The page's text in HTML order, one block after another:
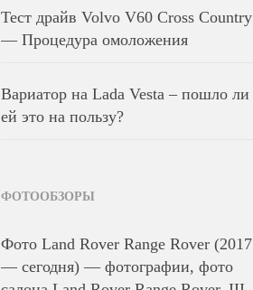
Тест драйв Volvo V60 Cross Country
— Процедура омоложения
Вариатор на Lada Vesta – пошло ли
ей это на пользу?
ФОТООБЗОРЫ
Фото Land Rover Range Rover (2017
— сегодня) — фотографии, фото